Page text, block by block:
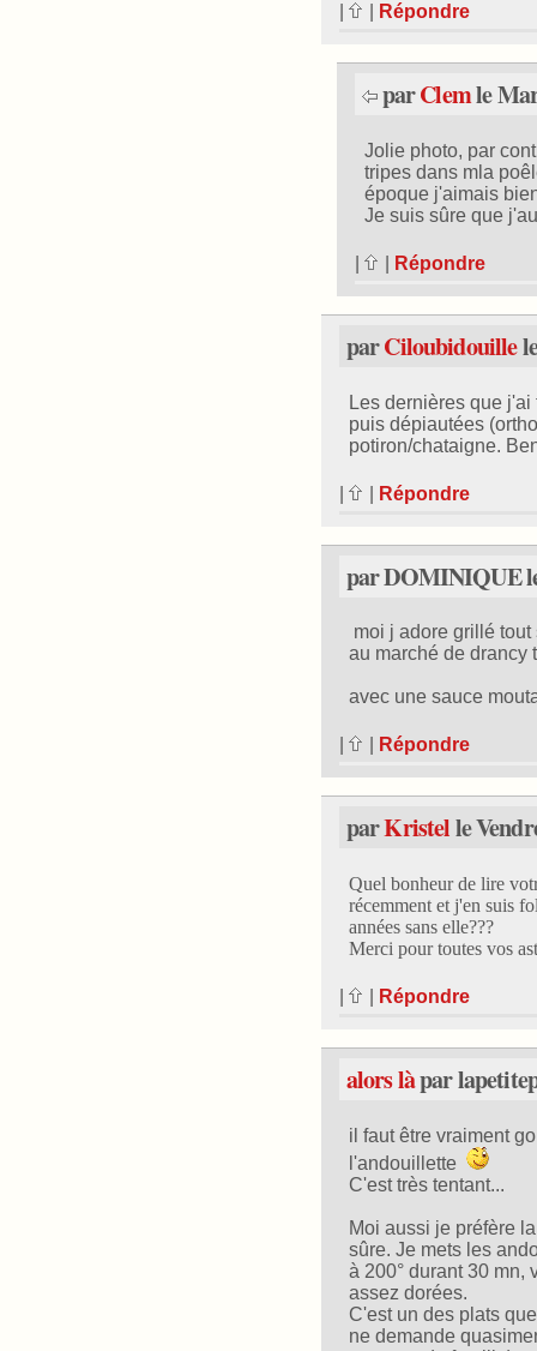
Répondre
parClemle
Jolie photo, par
tripes dans mla
époque j'aimais
Je suis sûre que
Répondre
parCiloubidouille
Les dernières que
puis dépiautées
potiron/chataigne.
Répondre
par DOMINIQUE
moi j adore grillé
au marché de drancy
avec une sauce
Répondre
parKristelle
Quel bonheur de lire
récemment et j'en suis
années sans elle???
Merci pour toutes vos
Répondre
alors làpar
il faut être vraiment
l'andouillette
C'est très tentant...
Moi aussi je préfère
sûre. Je mets les
à 200° durant 30 mn,
assez dorées.
C'est un des plats
ne demande